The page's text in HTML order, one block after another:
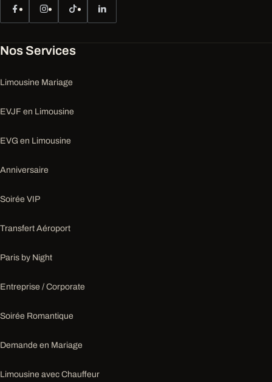
Nos Services
Limousine Mariage
EVJF en Limousine
EVG en Limousine
Anniversaire
Soirée VIP
Transfert Aéroport
Paris by Night
Entreprise / Corporate
Soirée Romantique
Demande en Mariage
Limousine avec Chauffeur